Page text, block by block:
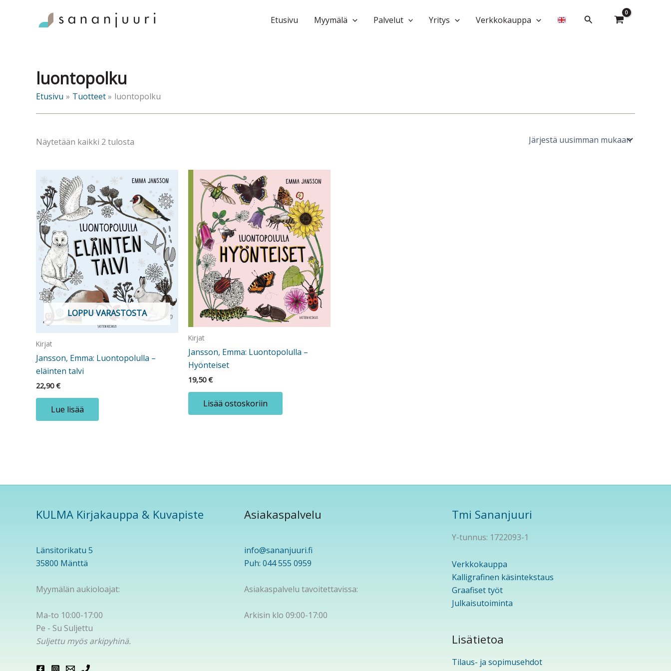
Etusivu Myymälä Palvelut Yritys Verkkokauppa Hae
luontopolku
Etusivu Tuotteet luontopolku
Näytetään kaikki 2 tulosta
LOPPU VARASTOSTA
Kirjat
Jansson, Emma: Luontopolulla –
eläinten talvi
22,90€
Lue lisää
Kirjat
Jansson, Emma: Luontopolulla –
Hyönteiset
19,50€
Lisää ostoskoriin
KULMA Kirjakauppa & Kuvapiste
Länsitorikatu 5
35800 Mänttä
Myymälän aukioloajat:
Ma-to 10:00-17:00
Pe - Su Suljettu
Suljettu myös arkipyhinä.
Asiakaspalvelu
info@sananjuuri.fi
Puh: 044 555 0959
Asiakaspalvelu tavoitettavissa:
Arkisin klo 09:00-17:00
Tmi Sananjuuri
Y-tunnus: 1722093-1
Verkkokauppa
Kalligrafinen käsintekstaus
Graafiset työt
Julkaisutoiminta
Lisätietoa
Tilaus- ja sopimusehdot